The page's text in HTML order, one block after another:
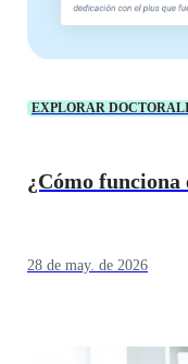
EXPLORAR
¿Cómo
28 de may. de 2026